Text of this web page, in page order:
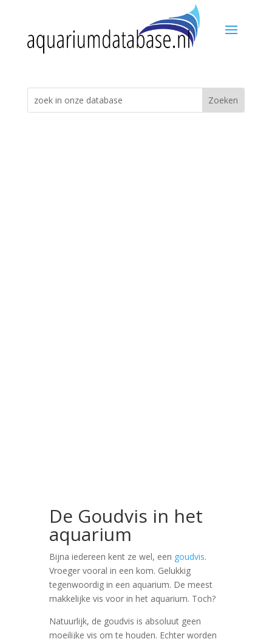
De Goudvis in het
aquarium
Bijna iedereen kent ze wel, een goudvis.
Vroeger vooral in een kom. Gelukkig
tegenwoordig in een aquarium. De meest
makkelijke vis voor in het aquarium. Toch?
Natuurlijk, de goudvis is absoluut geen
moeilijke vis om te houden. Echter worden